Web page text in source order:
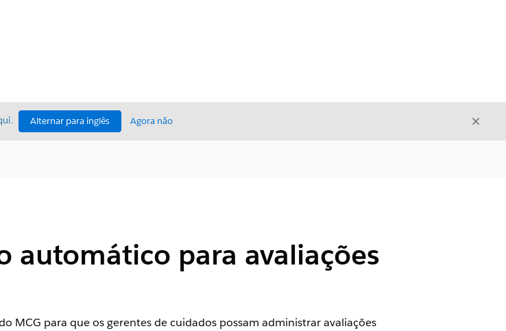
. Alternar para inglês Agora não Fechar
automático para avaliações
MCG para que os gerentes de cuidados possam administrar avaliações